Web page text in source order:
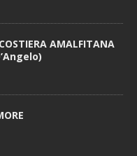
AMALFITANA